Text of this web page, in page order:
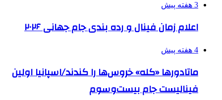
3 هفته پیش
اعلام زمان فینال و رده بندی جام جهانی ۲۰۲۶
4 هفته پیش
ماتادورها «کله» خروس‌ها را کندند/اسپانیا اولین
فینالیست جام بیست‌وسوم